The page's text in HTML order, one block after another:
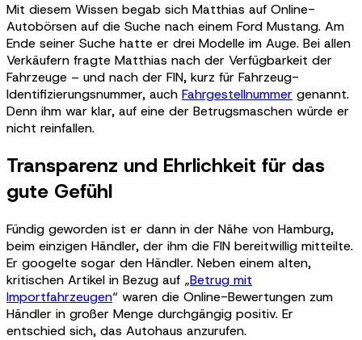
Mit diesem Wissen begab sich Matthias auf Online-
Autobörsen auf die Suche nach einem Ford Mustang. Am
Ende seiner Suche hatte er drei Modelle im Auge. Bei allen
Verkäufern fragte Matthias nach der Verfügbarkeit der
Fahrzeuge – und nach der FIN, kurz für Fahrzeug-
Identifizierungsnummer, auch Fahrgestellnummer genannt.
Denn ihm war klar, auf eine der Betrugsmaschen würde er
nicht reinfallen.
Transparenz und Ehrlichkeit für das
gute Gefühl
Fündig geworden ist er dann in der Nähe von Hamburg,
beim einzigen Händler, der ihm die FIN bereitwillig mitteilte.
Er googelte sogar den Händler. Neben einem alten,
kritischen Artikel in Bezug auf „Betrug mit
Importfahrzeugen“ waren die Online-Bewertungen zum
Händler in großer Menge durchgängig positiv. Er
entschied sich, das Autohaus anzurufen.